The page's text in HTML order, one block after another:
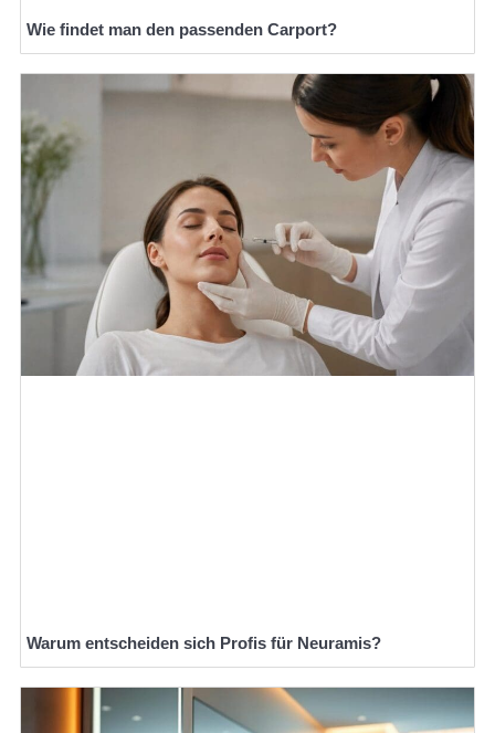
Wie findet man den passenden Carport?
Warum entscheiden sich Profis für Neuramis?